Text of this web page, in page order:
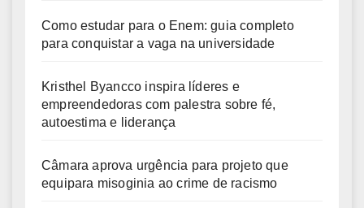
Como estudar para o Enem: guia completo
para conquistar a vaga na universidade
Kristhel Byancco inspira líderes e
empreendedoras com palestra sobre fé,
autoestima e liderança
Câmara aprova urgência para projeto que
equipara misoginia ao crime de racismo